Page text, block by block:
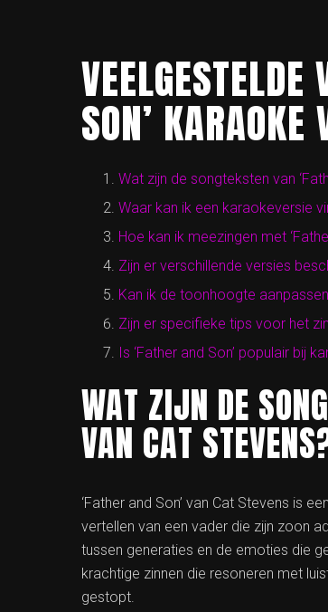
VEELGESTELDE
SON’
Wat zijn de songteksten van
Waar kan ik een karaokeversie
Hoe kan ik meezingen met
Zijn er verschillende versies
Kan ik de toonhoogte
Zijn er specifieke tips voor het
Is ‘Father and Son’ populair bij
WAT ZIJN DE
VAN CAT
‘Father and Son’ van Cat Stevens is
vertellen van een vader die zijn zoon
tussen generaties en de emoties die
krachtige zinnen die resoneren met
gestopt.